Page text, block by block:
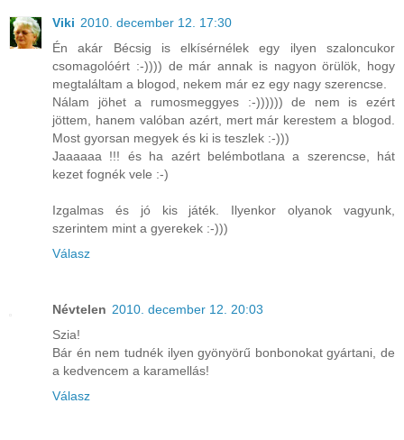
Viki 2010. december 12. 17:30
Én akár Bécsig is elkísérnélek egy ilyen szaloncukor
csomagolóért :-)))) de már annak is nagyon örülök, hogy
megtaláltam a blogod, nekem már ez egy nagy szerencse.
Nálam jöhet a rumosmeggyes :-)))))) de nem is ezért
jöttem, hanem valóban azért, mert már kerestem a blogod.
Most gyorsan megyek és ki is teszlek :-)))
Jaaaaaa !!! és ha azért belémbotlana a szerencse, hát
kezet fognék vele :-)
Izgalmas és jó kis játék. Ilyenkor olyanok vagyunk,
szerintem mint a gyerekek :-)))
Válasz
Névtelen 2010. december 12. 20:03
Szia!
Bár én nem tudnék ilyen gyönyörű bonbonokat gyártani, de
a kedvencem a karamellás!
Válasz